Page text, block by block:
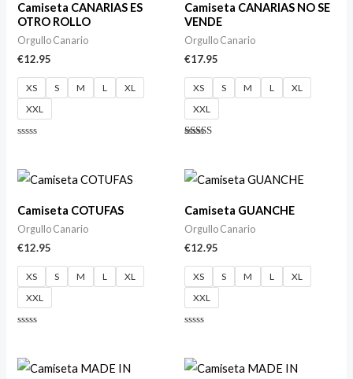
Camiseta CANARIAS ES
OTRO ROLLO
Orgullo Canario
€12.95
XS S M L
XL
XXL
de
5
Camiseta CANARIAS NO SE
VENDE
Orgullo Canario
€17.95
XS S M L
XL
XXL
de 5
Camiseta COTUFAS
Orgullo Canario
€12.95
XS S M L
XL
XXL
de
5
Camiseta GUANCHE
Orgullo Canario
€12.95
XS S M L
XL
XXL
de
5